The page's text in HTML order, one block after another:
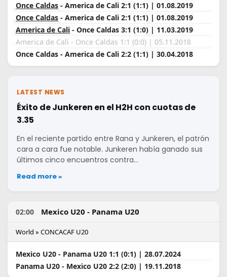
Once Caldas - America de Cali 2:1 (1:1) | 01.08.2019
Once Caldas - America de Cali 2:1 (1:1) | 01.08.2019
America de Cali - Once Caldas 3:1 (1:0) | 11.03.2019
America de Cali - Once Caldas 1:1 (0:0) | 05.11.2018
Once Caldas - America de Cali 2:2 (1:1) | 30.04.2018
LATEST NEWS
Éxito de Junkeren en el H2H con cuotas de
3.35
En el reciente partido entre Rana y Junkeren, el patrón
cara a cara fue notable. Junkeren había ganado sus
últimos cinco encuentros contra…
Read more »
02:00 Mexico U20 - Panama U20
World » CONCACAF U20
Mexico U20 - Panama U20 1:1 (0:1) | 28.07.2024
Panama U20 - Mexico U20 2:2 (2:0) | 19.11.2018